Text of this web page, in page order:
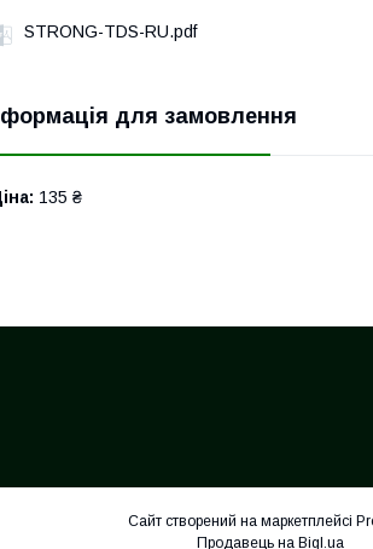
STRONG-TDS-RU.pdf
для замовлення
135 ₴
Сайт створений на маркетплейсі
Продавець на Bigl.ua